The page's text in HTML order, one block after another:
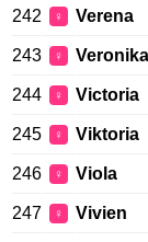
242 ♀ Verena
243 ♀ Veronika
244 ♀ Victoria
245 ♀ Viktoria
246 ♀ Viola
247 ♀ Vivien